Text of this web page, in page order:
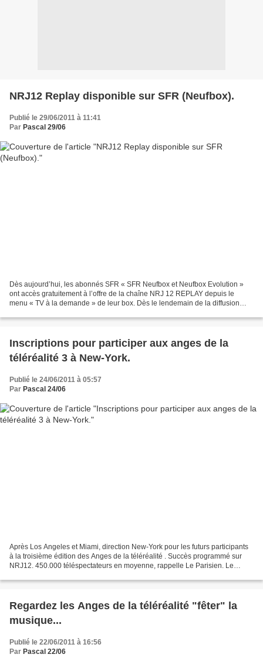
NRJ12 Replay disponible sur SFR (Neufbox).
Publié le 29/06/2011 à 11:41
Par Pascal 29/06
Dès aujourd’hui, les abonnés SFR « SFR Neufbox et Neufbox Evolution »
ont accès gratuitement à l’offre de la chaîne NRJ 12 REPLAY depuis le
menu « TV à la demande » de leur box. Dès le lendemain de la diffusion
Inscriptions pour participer aux anges de la
téléréalité 3 à New-York.
Publié le 24/06/2011 à 05:57
Par Pascal 24/06
Après Los Angeles et Miami, direction New-York pour les futurs participants
à la troisième édition des Anges de la téléréalité . Succès programmé sur
NRJ12. 450.000 téléspectateurs en moyenne, rappelle Le Parisien. Le
Regardez les Anges de la téléréalité "fêter" la
musique...
Publié le 22/06/2011 à 16:56
Par Pascal 22/06